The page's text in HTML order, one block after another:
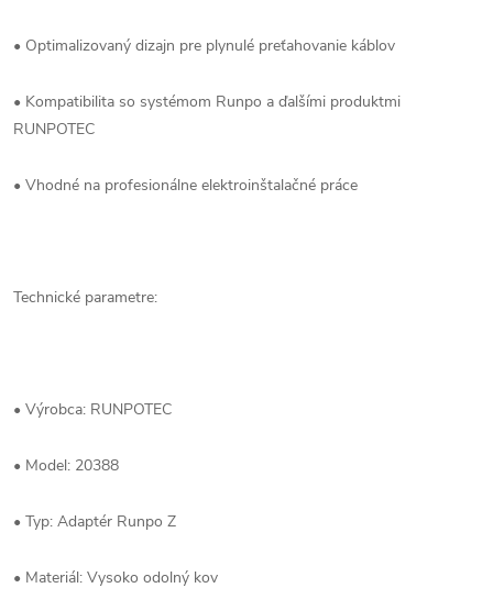
• Optimalizovaný dizajn pre plynulé preťahovanie káblov
• Kompatibilita so systémom Runpo a ďalšími produktmi
RUNPOTEC
• Vhodné na profesionálne elektroinštalačné práce
Technické parametre:
• Výrobca: RUNPOTEC
• Model: 20388
• Typ: Adaptér Runpo Z
• Materiál: Vysoko odolný kov